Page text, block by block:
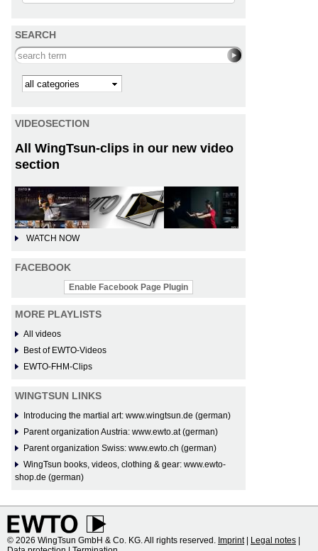
SEARCH
Search this site
Kategorie
VIDEOSECTION
All WingTsun-clips in our new video
section
WATCH NOW
FACEBOOK
Enable Facebook Page Plugin
MORE PLAYLISTS
All videos
Best of EWTO-Videos
EWTO-FHM-Clips
WINGTSUN LINKS
Introducing the martial art: www.wingtsun.de (german)
Parent organization Austria: www.ewto.at (german)
Parent organization Swiss: www.ewto.ch (german)
WingTsun books, videos, clothing & gear: www.ewto-
shop.de (german)
© 2026 WingTsun GmbH & Co. KG. All rights reserved. Imprint| Legal notes |